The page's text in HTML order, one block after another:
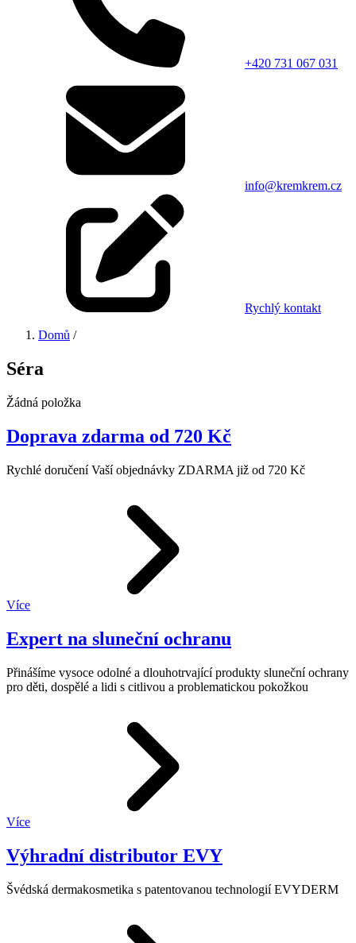
+420 731 067 031
info@kremkrem.cz
Rychlý kontakt
Domů /
Séra
Žádná položka
Doprava zdarma od 720 Kč
Rychlé doručení Vaší objednávky ZDARMA již od 720 Kč
Více
Expert na sluneční ochranu
Přinášíme vysoce odolné a dlouhotrvající produkty sluneční ochrany
pro děti, dospělé a lidi s citlivou a problematickou pokožkou
Více
Výhradní distributor EVY
Švédská dermakosmetika s patentovanou technologií EVYDERM